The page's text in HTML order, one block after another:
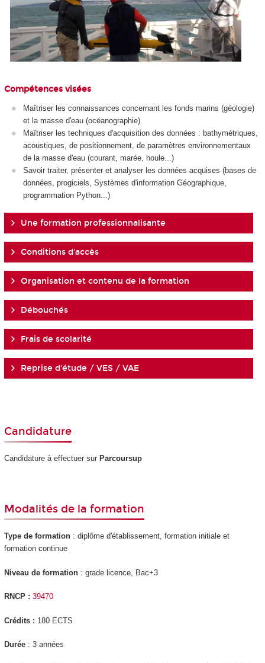
Compétences visées
Maîtriser les connaissances concernant les fonds marins (géologie)
et la masse d'eau (océanographie)
Maîtriser les techniques d'acquisition des données : bathymétriques,
acoustiques, de positionnement, de paramètres environnementaux
de la masse d'eau (courant, marée, houle...)
Savoir traiter, présenter et analyser les données acquises (bases de
données, progiciels, Systèmes d'information Géographique,
programmation Python...)
Une formation professionnalisante
Conditions d'accès
Organisation et contenu de la formation
Débouchés
Frais de scolarité
Reprise d'étude / VES / VAE
Candidature
Candidature à effectuer sur Parcoursup
Modalités de la formation
Type de formation: diplôme d'établissement, formation initiale et
formation continue
Niveau de formation: grade licence, Bac+3
RNCP : 39470
Crédits : 180 ECTS
Durée: 3 années